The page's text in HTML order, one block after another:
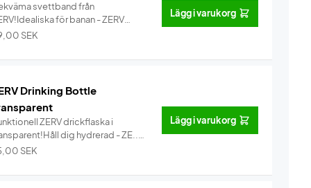
svettband från
för banan - ZERV
SEK
Lägg i varukorg
Drinking Bottle
ZERV drickflaska i
dig hydrerad - ZE...
SEK
Lägg i varukorg